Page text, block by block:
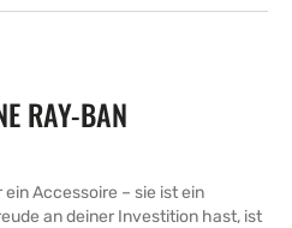
RAY-BAN
Accessoire – sie ist ein
an deiner Investition hast, ist